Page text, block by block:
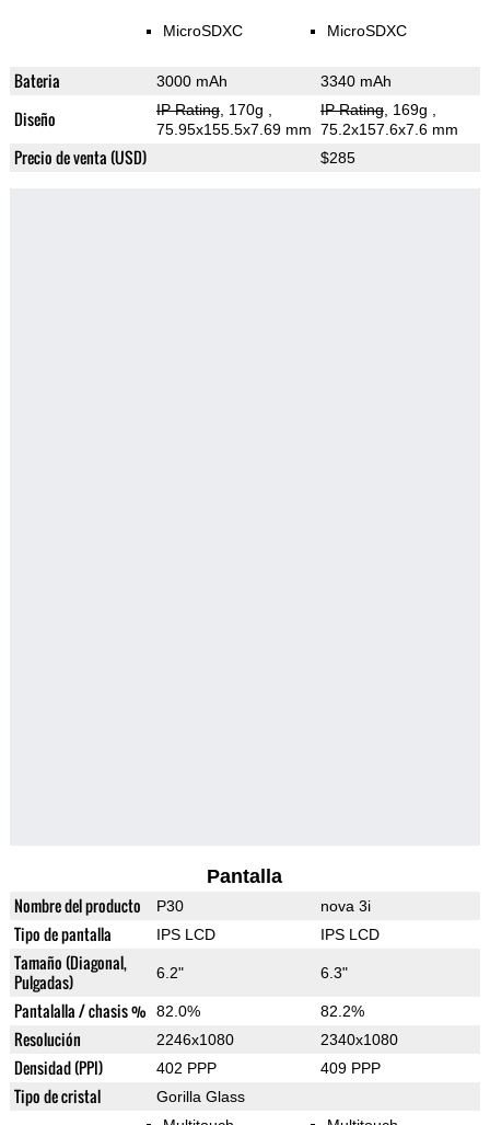
MicroSDXC MicroSDXC
Bateria 3000 mAh 3340 mAh
Diseño IP Rating, 170g
75.95x155.5x7.69 mm
IP Rating, 169g
75.2x157.6x7.6 mm
Precio de venta (USD) $285
Pantalla
Nombre del producto P30 nova 3i
Tipo de pantalla IPS LCD IPS LCD
Tamaño (Diagonal,
Pulgadas)
6.2" 6.3"
Pantalalla / chasis % 82.0% 82.2%
Resolución 2246x1080 2340x1080
Densidad (PPI) 402 PPP 409 PPP
Tipo de cristal
Gorilla Glass